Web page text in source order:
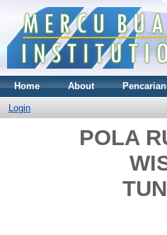
Home About Pencarian
Login
POLA